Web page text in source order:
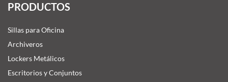
PRODUCTOS
Sillas para Oficina
Archiveros
Lockers Metálicos
Escritorios y Conjuntos